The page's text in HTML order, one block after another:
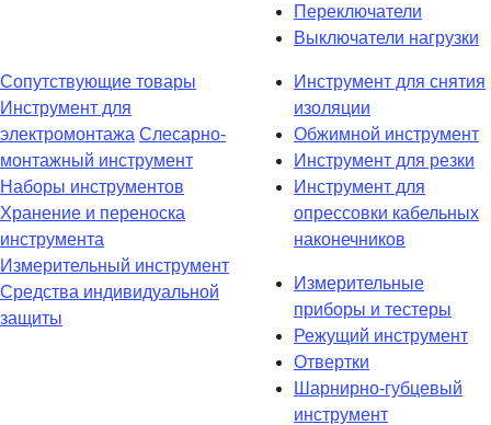
Переключатели
Выключатели нагрузки
Сопутствующие товары
Инструмент для
электромонтажа Слесарно-
монтажный инструмент
Наборы инструментов
Хранение и переноска
инструмента
Измерительный инструмент
Средства индивидуальной
защиты
Инструмент для снятия
изоляции
Обжимной инструмент
Инструмент для резки
Инструмент для
опрессовки кабельных
наконечников
Измерительные
приборы и тестеры
Режущий инструмент
Отвертки
Шарнирно-губцевый
инструмент